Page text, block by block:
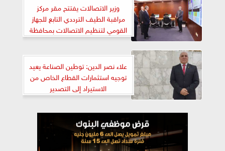
وزير الاتصالات يفتتح مقر مركز
مراقبة الطيف الترددي التابع للجهاز
القومي لتنظيم الاتصالات بمحافظة
الجيزة
علاء نصر الدين: توطين الصناعة يعيد
توجيه استثمارات القطاع الخاص من
الاستيراد إلى التصدير